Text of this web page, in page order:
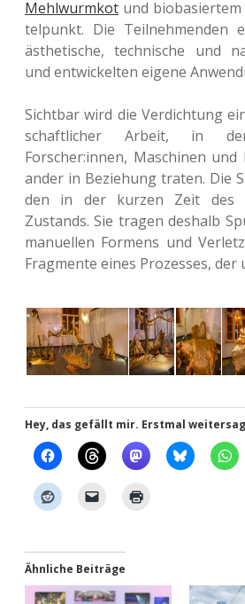
Mehl­wurm­kot und
tel­punkt. Die Teil­neh­men­den
ästhe­ti­sche, tech­ni­sche und
und ent­wi­ckel­ten eigene
Sicht­bar wird die Ver­dich­tung
schaft­li­cher Arbeit, in der
Forscher:innen, Maschi­nen
an­der in Bezie­hung traten. Die
den in der kurzen Zeit des
Zustands. Sie tragen des­halb
manu­el­len For­mens und
Frag­men­te eines Pro­zes­ses,
Hey, das gefällt mir. Erstmal
Ähnliche Beiträge